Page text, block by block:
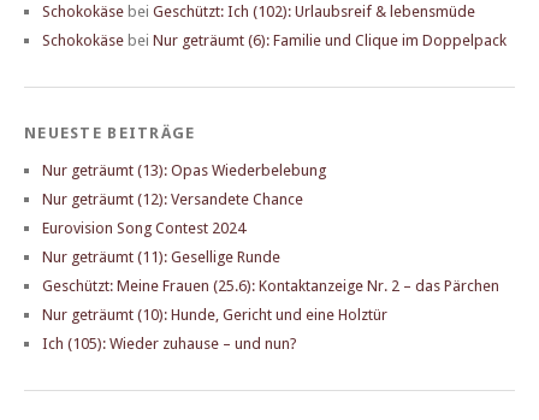
Schokokäse bei Geschützt: Ich (102): Urlaubsreif & lebensmüde
Schokokäse bei Nur geträumt (6): Familie und Clique im Doppelpack
NEUESTE BEITRÄGE
Nur geträumt (13): Opas Wiederbelebung
Nur geträumt (12): Versandete Chance
Eurovision Song Contest 2024
Nur geträumt (11): Gesellige Runde
Geschützt: Meine Frauen (25.6): Kontaktanzeige Nr. 2 – das Pärchen
Nur geträumt (10): Hunde, Gericht und eine Holztür
Ich (105): Wieder zuhause – und nun?